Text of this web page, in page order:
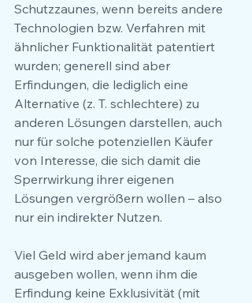
Schutzzaunes, wenn bereits andere
Technologien bzw. Verfahren mit
ähnlicher Funktionalität patentiert
wurden; generell sind aber
Erfindungen, die lediglich eine
Alternative (z. T. schlechtere) zu
anderen Lösungen darstellen, auch
nur für solche potenziellen Käufer
von Interesse, die sich damit die
Sperrwirkung ihrer eigenen
Lösungen vergrößern wollen – also
nur ein indirekter Nutzen.
Viel Geld wird aber jemand kaum
ausgeben wollen, wenn ihm die
Erfindung keine Exklusivität (mit